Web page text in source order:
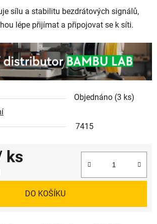
sílu a stabilitu bezdrátových signálů,
lépe přijímat a připojovat se k síti.
Objednáno (3 ks)
7415
ks
DO KOŠÍKU